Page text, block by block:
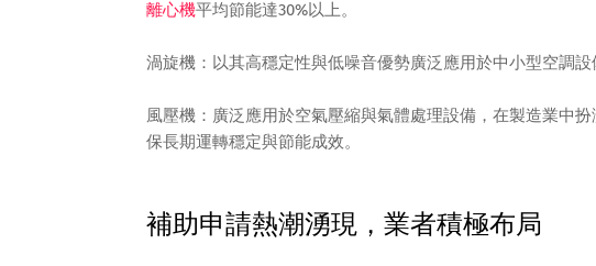
離心機平均節能達30%以上。
渦旋機：以其高穩定性與低噪音優勢廣泛應用於中小型空調設
風壓機：廣泛應用於空氣壓縮與氣體處理設備，在製造業中
保長期運轉穩定與節能成效。
補助申請熱潮湧現，業者積極布局